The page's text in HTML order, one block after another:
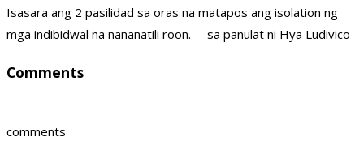
Isasara ang 2 pasilidad sa oras na matapos ang isolation ng
mga indibidwal na nananatili roon. —sa panulat ni Hya Ludivico
Comments
comments